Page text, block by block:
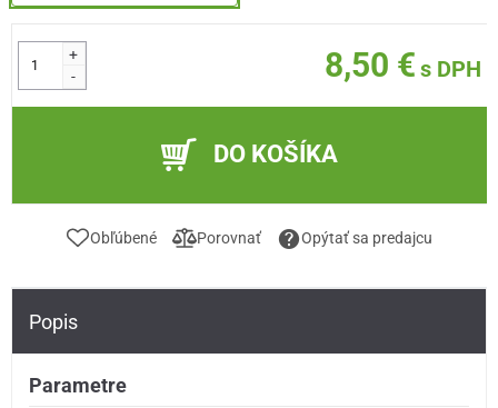
+
-
8,50 € s DPH
DO KOŠÍKA
Obľúbené Porovnať Opýtať sa predajcu
Popis
Parametre